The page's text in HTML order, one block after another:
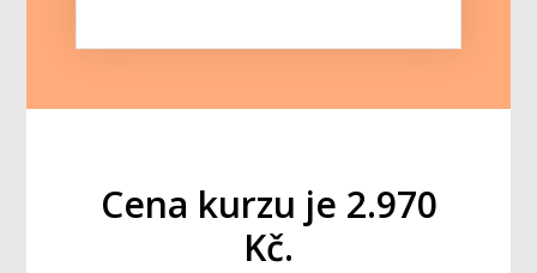
Cena kurzu je 2.970
Kč.